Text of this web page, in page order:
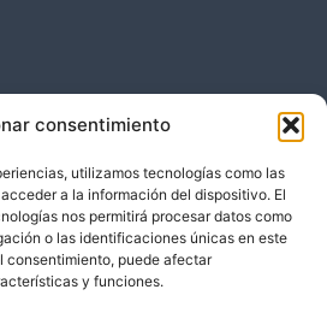
consentimiento
utilizamos tecnologías como las
a la información del dispositivo. El
nos permitirá procesar datos como
o las identificaciones únicas en este
consentimiento, puede afectar
y funciones.
(UE)
no dar mucho el